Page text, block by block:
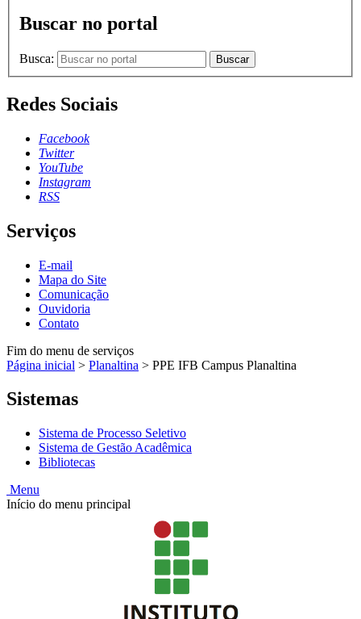
Buscar no portal
Busca: Buscar
Redes Sociais
Facebook
Twitter
YouTube
Instagram
RSS
Serviços
E-mail
Mapa do Site
Comunicação
Ouvidoria
Contato
Fim do menu de serviços
Página inicial > Planaltina > PPE IFB Campus Planaltina
Sistemas
Sistema de Processo Seletivo
Sistema de Gestão Acadêmica
Bibliotecas
Menu
Início do menu principal